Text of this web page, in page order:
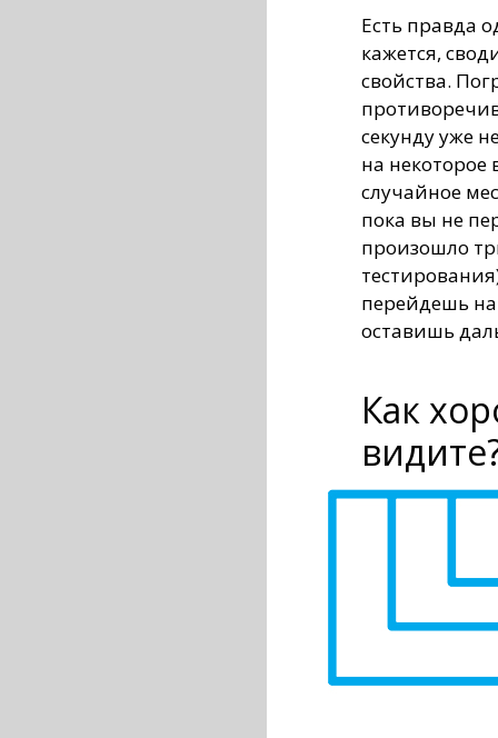
Есть правда
кажется,
свойства.
секунду уже
на некоторое
случайное
пока вы не
произошло
перейдешь
оставишь
Как